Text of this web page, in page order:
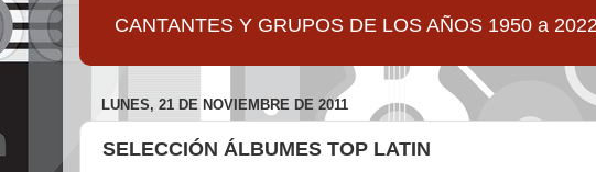
CANTANTES Y GRUPOS DE LOS AÑOS 1950 a
LUNES, 21 DE NOVIEMBRE DE 2011
SELECCIÓN ÁLBUMES TOP LATIN